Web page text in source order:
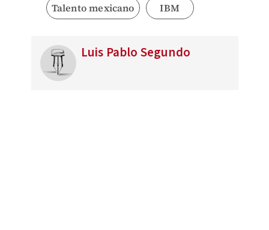
Talento mexicano IBM
Luis Pablo Segundo